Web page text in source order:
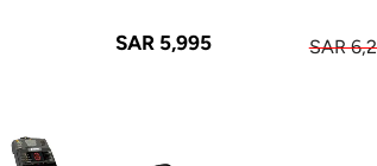
SAR
SAR 5,995